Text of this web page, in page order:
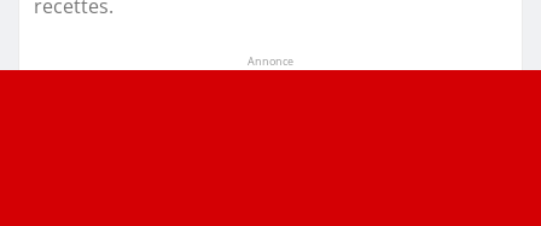
recettes.
Annonce